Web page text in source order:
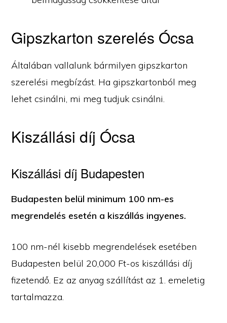
Gipszkarton szerelés Ócsa
Általában vallalunk bármilyen gipszkarton
szerelési megbízást. Ha gipszkartonból meg
lehet csinálni, mi meg tudjuk csinálni.
Kiszállási díj Ócsa
Kiszállási díj Budapesten
Budapesten belül minimum 100 nm-es
megrendelés esetén a kiszállás ingyenes.
100 nm-nél kisebb megrendelések esetében
Budapesten belül 20,000 Ft-os kiszállási díj
fizetendő. Ez az anyag szállítást az 1. emeletig
tartalmazza.